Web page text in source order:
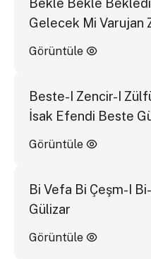
Bekle Bekle
Gelecek Mi Varujan
Görüntüle
Beste-I Zencir-I
İsak Efendi Beste
Görüntüle
Bi Vefa Bi Çeşm-I
Gülizar
Görüntüle